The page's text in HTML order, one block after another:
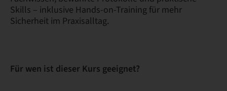
Skills – inklusive Hands-on-Training für mehr
Sicherheit im Praxisalltag.
Für wen ist dieser Kurs geeignet?